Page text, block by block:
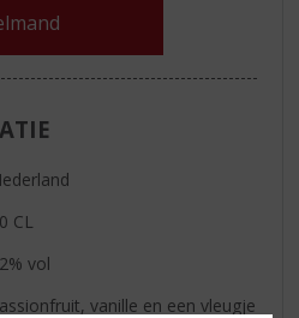
CL
vol
vanille en een vleugje